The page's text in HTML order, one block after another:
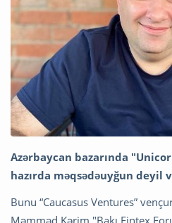
Azərbaycan bazarında
hazırda məqsədəuyğun deyil
Bunu “Caucasus Ventures”
Məmməd Kərim "Bakı Fintex